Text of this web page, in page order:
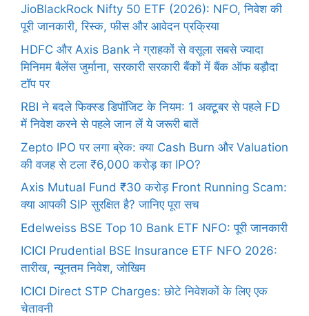
JioBlackRock Nifty 50 ETF (2026): NFO, निवेश की
पूरी जानकारी, रिस्क, फीस और आवेदन प्रक्रिया
HDFC और Axis Bank ने ग्राहकों से वसूला सबसे ज्यादा
मिनिमम बैलेंस जुर्माना, सरकारी सरकारी बैंकों में बैंक ऑफ बड़ौदा
टॉप पर
RBI ने बदले फिक्स्ड डिपॉजिट के नियम: 1 अक्टूबर से पहले FD
में निवेश करने से पहले जान लें ये जरूरी बातें
Zepto IPO पर लगा ब्रेक: क्या Cash Burn और Valuation
की वजह से टला ₹6,000 करोड़ का IPO?
Axis Mutual Fund ₹30 करोड़ Front Running Scam:
क्या आपकी SIP सुरक्षित है? जानिए पूरा सच
Edelweiss BSE Top 10 Bank ETF NFO: पूरी जानकारी
ICICI Prudential BSE Insurance ETF NFO 2026:
तारीख, न्यूनतम निवेश, जोखिम
ICICI Direct STP Charges: छोटे निवेशकों के लिए एक
चेतावनी